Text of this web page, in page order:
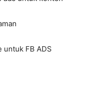
untuk FB ADS